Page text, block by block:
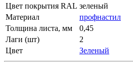
Цвет покрытия RAL зеленый
Материал
профнастил
Толщина листа, мм
0,45
Лаги (шт)
2
Цвет
Зеленый